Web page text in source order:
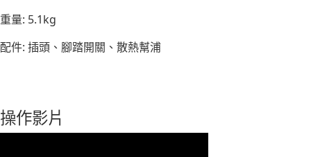
重量: 5.1kg
配件: 插頭、腳踏開關、散熱幫浦
操作影片